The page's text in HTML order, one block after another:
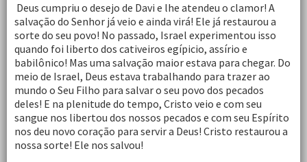
Deus cumpriu o desejo de Davi e lhe atendeu o clamor! A
salvação do Senhor já veio e ainda virá! Ele já restaurou a
sorte do seu povo! No passado, Israel experimentou isso
quando foi liberto dos cativeiros egípicio, assírio e
babilônico! Mas uma salvação maior estava para chegar. Do
meio de Israel, Deus estava trabalhando para trazer ao
mundo o Seu Filho para salvar o seu povo dos pecados
deles! E na plenitude do tempo, Cristo veio e com seu
sangue nos libertou dos nossos pecados e com seu Espírito
nos deu novo coração para servir a Deus! Cristo restaurou a
nossa sorte! Ele nos salvou!